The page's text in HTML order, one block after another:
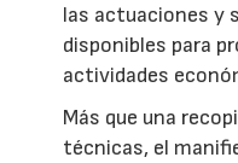
las actuaciones y
disponibles para
actividades
Más que una
técnicas, el